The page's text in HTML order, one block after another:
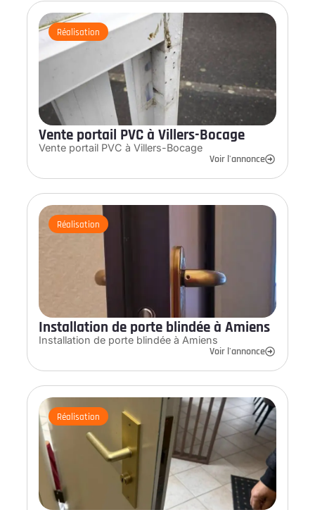
Réalisation
Vente portail PVC à Villers-Bocage
Vente portail PVC à Villers-Bocage
Voir l'annonce
Réalisation
Installation de porte blindée à Amiens
Installation de porte blindée à Amiens
Voir l'annonce
Réalisation